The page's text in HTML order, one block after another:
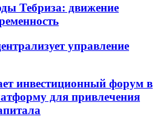
Тебриза: движение
управление
инвестиционный форум в
для привлечения